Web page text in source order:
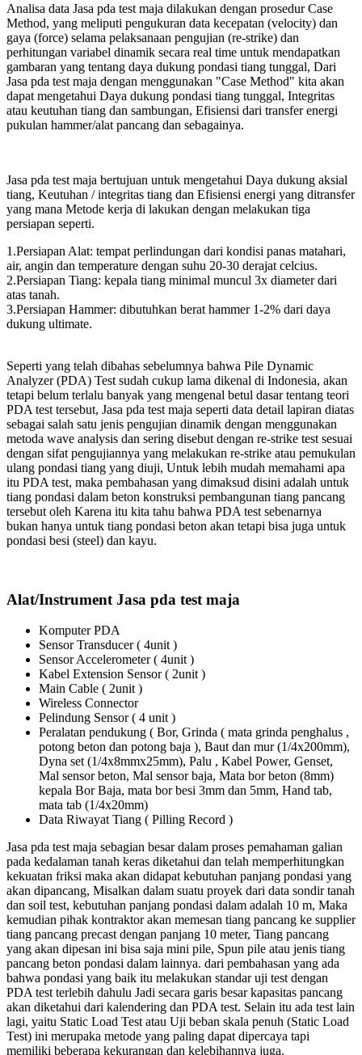
Analisa data Jasa pda test maja dilakukan dengan prosedur Case
Method, yang meliputi pengukuran data kecepatan (velocity) dan
gaya (force) selama pelaksanaan pengujian (re-strike) dan
perhitungan variabel dinamik secara real time untuk mendapatkan
gambaran yang tentang daya dukung pondasi tiang tunggal, Dari
Jasa pda test maja dengan menggunakan "Case Method" kita akan
dapat mengetahui Daya dukung pondasi tiang tunggal, Integritas
atau keutuhan tiang dan sambungan, Efisiensi dari transfer energi
pukulan hammer/alat pancang dan sebagainya.
Jasa pda test maja bertujuan untuk mengetahui Daya dukung aksial
tiang, Keutuhan / integritas tiang dan Efisiensi energi yang ditransfer
yang mana Metode kerja di lakukan dengan melakukan tiga
persiapan seperti.
1.Persiapan Alat: tempat perlindungan dari kondisi panas matahari,
air, angin dan temperature dengan suhu 20-30 derajat celcius.
2.Persiapan Tiang: kepala tiang minimal muncul 3x diameter dari
atas tanah.
3.Persiapan Hammer: dibutuhkan berat hammer 1-2% dari daya
dukung ultimate.
Seperti yang telah dibahas sebelumnya bahwa Pile Dynamic
Analyzer (PDA) Test sudah cukup lama dikenal di Indonesia, akan
tetapi belum terlalu banyak yang mengenal betul dasar tentang teori
PDA test tersebut, Jasa pda test maja seperti data detail lapiran diatas
sebagai salah satu jenis pengujian dinamik dengan menggunakan
metoda wave analysis dan sering disebut dengan re-strike test sesuai
dengan sifat pengujiannya yang melakukan re-strike atau pemukulan
ulang pondasi tiang yang diuji, Untuk lebih mudah memahami apa
itu PDA test, maka pembahasan yang dimaksud disini adalah untuk
tiang pondasi dalam beton konstruksi pembangunan tiang pancang
tersebut oleh Karena itu kita tahu bahwa PDA test sebenarnya
bukan hanya untuk tiang pondasi beton akan tetapi bisa juga untuk
pondasi besi (steel) dan kayu.
Alat/Instrument Jasa pda test maja
Komputer PDA
Sensor Transducer ( 4unit )
Sensor Accelerometer ( 4unit )
Kabel Extension Sensor ( 2unit )
Main Cable ( 2unit )
Wireless Connector
Pelindung Sensor ( 4 unit )
Peralatan pendukung ( Bor, Grinda ( mata grinda penghalus ,
potong beton dan potong baja ), Baut dan mur (1/4x200mm),
Dyna set (1/4x8mmx25mm), Palu , Kabel Power, Genset,
Mal sensor beton, Mal sensor baja, Mata bor beton (8mm)
kepala Bor Baja, mata bor besi 3mm dan 5mm, Hand tab,
mata tab (1/4x20mm)
Data Riwayat Tiang ( Pilling Record )
Jasa pda test maja sebagian besar dalam proses pemahaman galian
pada kedalaman tanah keras diketahui dan telah memperhitungkan
kekuatan friksi maka akan didapat kebutuhan panjang pondasi yang
akan dipancang, Misalkan dalam suatu proyek dari data sondir tanah
dan soil test, kebutuhan panjang pondasi dalam adalah 10 m, Maka
kemudian pihak kontraktor akan memesan tiang pancang ke supplier
tiang pancang precast dengan panjang 10 meter, Tiang pancang
yang akan dipesan ini bisa saja mini pile, Spun pile atau jenis tiang
pancang beton pondasi dalam lainnya. dari pembahasan yang ada
bahwa pondasi yang baik itu melakukan standar uji test dengan
PDA test terlebih dahulu Jadi secara garis besar kapasitas pancang
akan diketahui dari kalendering dan PDA test. Selain itu ada test lain
lagi, yaitu Static Load Test atau Uji beban skala penuh (Static Load
Test) ini merupaka metode yang paling dapat dipercaya tapi
memiliki beberapa kekurangan dan kelebihannya juga.